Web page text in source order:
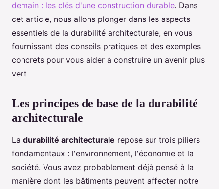
demain : les clés d'une construction durable. Dans
cet article, nous allons plonger dans les aspects
essentiels de la durabilité architecturale, en vous
fournissant des conseils pratiques et des exemples
concrets pour vous aider à construire un avenir plus
vert.
Les principes de base de la durabilité
architecturale
La durabilité architecturale repose sur trois piliers
fondamentaux : l'environnement, l'économie et la
société. Vous avez probablement déjà pensé à la
manière dont les bâtiments peuvent affecter notre